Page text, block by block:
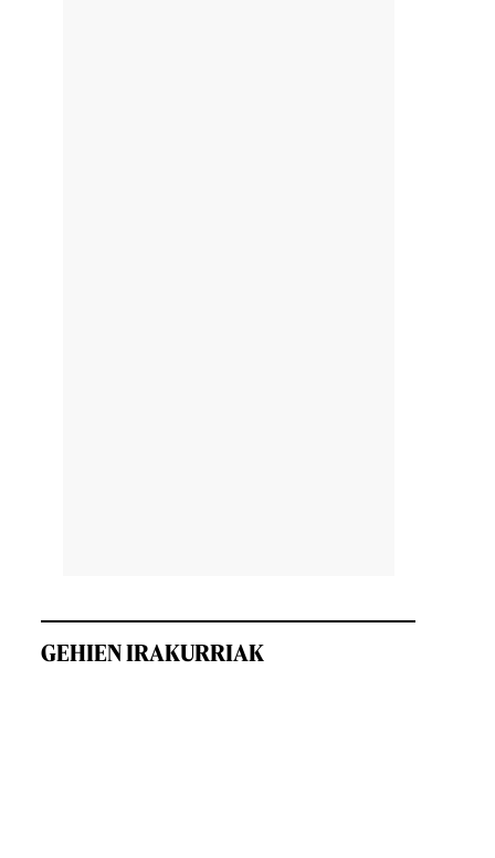
GEHIEN IRAKURRIAK